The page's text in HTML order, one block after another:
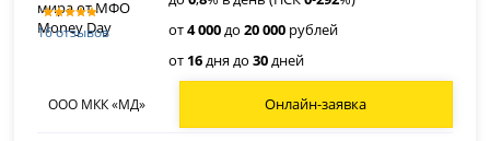
16 отзывов
от4 000до20 000 рублей
от 16дня до30дней
ООО МКК «МД» Онлайн-заявка